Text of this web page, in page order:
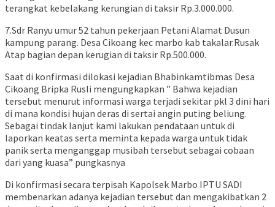
terangkat kebelakang kerungian di taksir Rp.3.000.000.
7.Sdr Ranyu umur 52 tahun pekerjaan Petani Alamat Dusun
kampung parang. Desa Cikoang kec marbo kab takalar.Rusak
Atap bagian depan kerugian di taksir Rp.500.000.
Saat di konfirmasi dilokasi kejadian Bhabinkamtibmas Desa
Cikoang Bripka Rusli mengungkapkan ” Bahwa kejadian
tersebut menurut informasi warga terjadi sekitar pkl 3 dini hari
di mana kondisi hujan deras di sertai angin puting beliung.
Sebagai tindak lanjut kami lakukan pendataan untuk di
laporkan keatas serta meminta kepada warga untuk tidak
panik serta menganggap musibah tersebut sebagai cobaan
dari yang kuasa” pungkasnya
Di konfirmasi secara terpisah Kapolsek Marbo IPTU SADI
membenarkan adanya kejadian tersebut dan mengakibatkan 2